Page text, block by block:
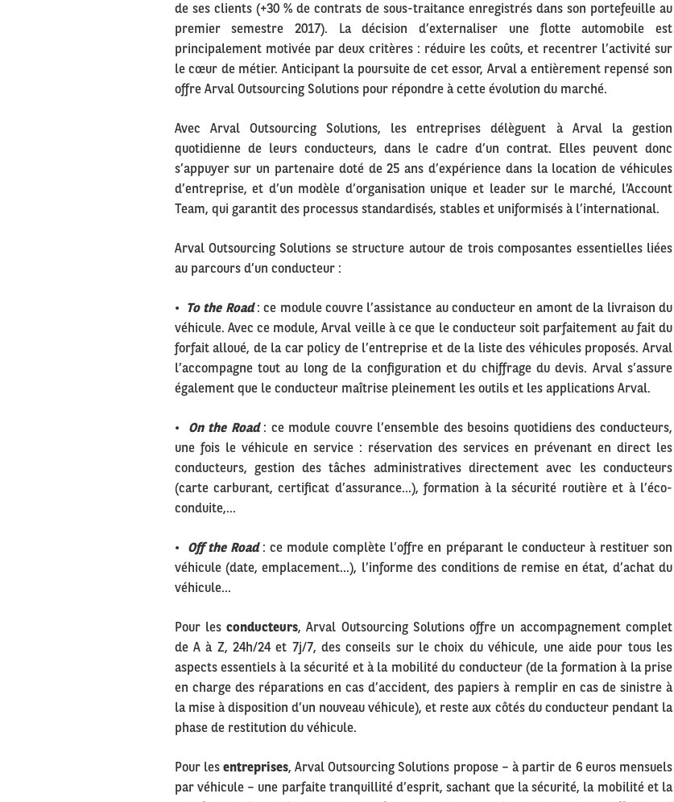
de ses clients (+30 % de contrats de sous-traitance enregistrés dans son portefeuille au
premier semestre 2017). La décision d’externaliser une flotte automobile est
principalement motivée par deux critères : réduire les coûts, et recentrer l’activité sur
le cœur de métier. Anticipant la poursuite de cet essor, Arval a entièrement repensé son
offre Arval Outsourcing Solutions pour répondre à cette évolution du marché.
Avec Arval Outsourcing Solutions, les entreprises délèguent à Arval la gestion
quotidienne de leurs conducteurs, dans le cadre d’un contrat. Elles peuvent donc
s’appuyer sur un partenaire doté de 25 ans d’expérience dans la location de véhicules
d’entreprise, et d’un modèle d’organisation unique et leader sur le marché, l’Account
Team, qui garantit des processus standardisés, stables et uniformisés à l’international.
Arval Outsourcing Solutions se structure autour de trois composantes essentielles liées
au parcours d’un conducteur :
• To the Road : ce module couvre l’assistance au conducteur en amont de la livraison du
véhicule. Avec ce module, Arval veille à ce que le conducteur soit parfaitement au fait du
forfait alloué, de la car policy de l’entreprise et de la liste des véhicules proposés. Arval
l’accompagne tout au long de la configuration et du chiffrage du devis. Arval s’assure
également que le conducteur maîtrise pleinement les outils et les applications Arval.
• On the Road : ce module couvre l’ensemble des besoins quotidiens des conducteurs,
une fois le véhicule en service : réservation des services en prévenant en direct les
conducteurs, gestion des tâches administratives directement avec les conducteurs
(carte carburant, certificat d’assurance…), formation à la sécurité routière et à l’éco-
conduite,…
• Off the Road: ce module complète l’offre en préparant le conducteur à restituer son
véhicule (date, emplacement…), l’informe des conditions de remise en état, d’achat du
véhicule…
Pour lesconducteurs, Arval Outsourcing Solutions offre un accompagnement complet
de A à Z, 24h/24 et 7j/7, des conseils sur le choix du véhicule, une aide pour tous les
aspects essentiels à la sécurité et à la mobilité du conducteur (de la formation à la prise
en charge des réparations en cas d’accident, des papiers à remplir en cas de sinistre à
la mise à disposition d’un nouveau véhicule), et reste aux côtés du conducteur pendant la
phase de restitution du véhicule.
Pour les entreprises, Arval Outsourcing Solutions propose – à partir de 6 euros mensuels
par véhicule – une parfaite tranquillité d’esprit, sachant que la sécurité, la mobilité et la